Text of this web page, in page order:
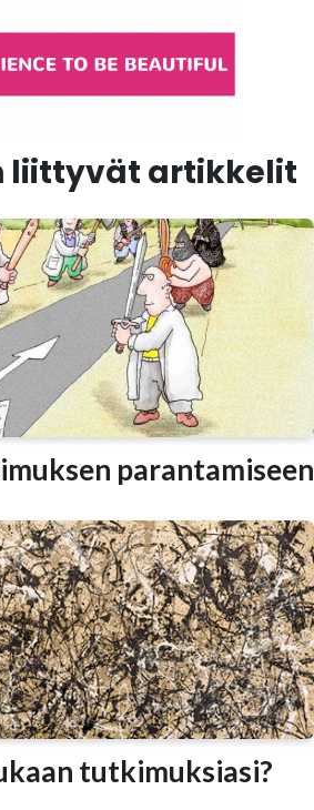
liittyvät artikkelit
parantamiseen
tutkimuksiasi?